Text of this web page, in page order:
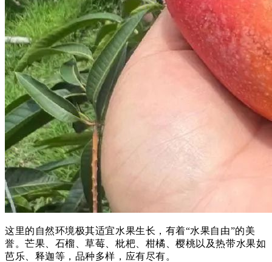
这里的自然环境极其适宜水果生长，有着“水果自由”的美
誉。芒果、石榴、草莓、枇杷、柑橘、樱桃以及热带水果如
芭乐、释迦等，品种多样，应有尽有。